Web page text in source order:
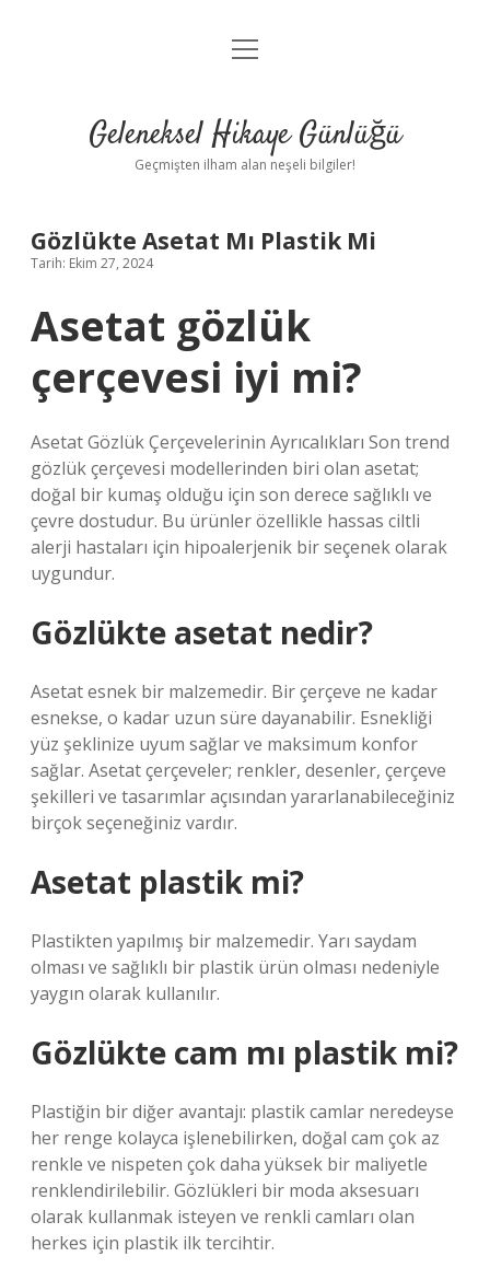
Anasayfa
Yasal Uyarı
menüyü
Geleneksel Hikaye Günlüğü
Geçmişten ilham alan neşeli bilgiler!
Gözlükte Asetat Mı Plastik Mi
Tarih: Ekim 27, 2024
Asetat gözlük
çerçevesi iyi mi?
Asetat Gözlük Çerçevelerinin Ayrıcalıkları Son trend
gözlük çerçevesi modellerinden biri olan asetat;
doğal bir kumaş olduğu için son derece sağlıklı ve
çevre dostudur. Bu ürünler özellikle hassas ciltli
alerji hastaları için hipoalerjenik bir seçenek olarak
uygundur.
Gözlükte asetat nedir?
Asetat esnek bir malzemedir. Bir çerçeve ne kadar
esnekse, o kadar uzun süre dayanabilir. Esnekliği
yüz şeklinize uyum sağlar ve maksimum konfor
sağlar. Asetat çerçeveler; renkler, desenler, çerçeve
şekilleri ve tasarımlar açısından yararlanabileceğiniz
birçok seçeneğiniz vardır.
Asetat plastik mi?
Plastikten yapılmış bir malzemedir. Yarı saydam
olması ve sağlıklı bir plastik ürün olması nedeniyle
yaygın olarak kullanılır.
Gözlükte cam mı plastik mi?
Plastiğin bir diğer avantajı: plastik camlar neredeyse
her renge kolayca işlenebilirken, doğal cam çok az
renkle ve nispeten çok daha yüksek bir maliyetle
renklendirilebilir. Gözlükleri bir moda aksesuarı
olarak kullanmak isteyen ve renkli camları olan
herkes için plastik ilk tercihtir.